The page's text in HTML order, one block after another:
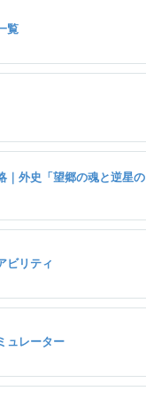
覧
｜外史「望郷の魂と逆星の
ビリティ
ュレーター